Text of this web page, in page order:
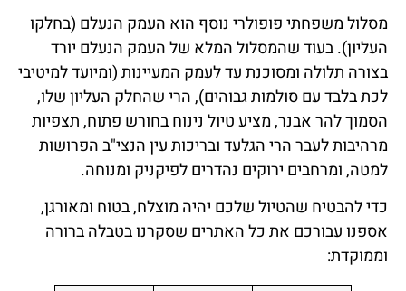
מסלול משפחתי פופולרי נוסף הוא העמק הנעלם (בחלקו
העליון). בעוד שהמסלול המלא של העמק הנעלם יורד
בצורה תלולה ומסוכנת עד לעמק המעיינות (ומיועד למיטיבי
לכת בלבד עם סולמות גבוהים), הרי שהחלק העליון שלו,
הסמוך להר אבנר, מציע טיול נינוח בחורש פתוח, תצפיות
מרהיבות לעבר הרי הגלעד ובריכות עין הנצי"ב הפרושות
למטה, ומרחבים ירוקים נהדרים לפיקניק ומנוחה.
כדי להבטיח שהטיול שלכם יהיה מוצלח, בטוח ומאורגן,
אספנו עבורכם את כל האתרים שסקרנו בטבלה ברורה
וממוקדת: